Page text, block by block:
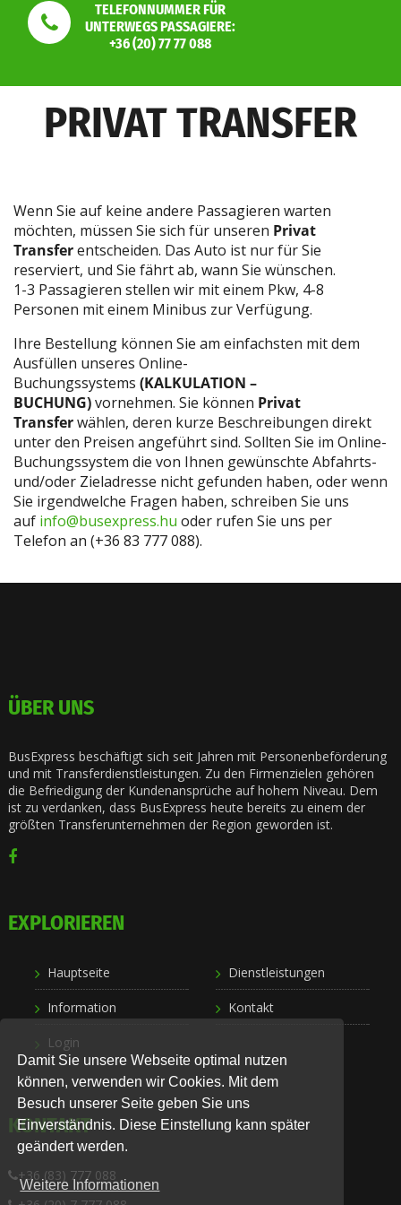
Damit Sie unsere Webseite optimal nutzen
können, verwenden wir Cookies. Mit dem
Besuch unserer Seite geben Sie uns
Einverständnis. Diese Einstellung kann später
geändert werden.
Weitere Informationen
TELEFONNUMMER FÜR
UNTERWEGS PASSAGIERE:
+36 (20) 77 77 088
PRIVAT TRANSFER
Wenn Sie auf keine andere Passagieren warten
möchten, müssen Sie sich für unseren Privat
Transferentscheiden. Das Auto ist nur für Sie
reserviert, und Sie fährt ab, wann Sie wünschen.
1-3 Passagieren stellen wir mit einem Pkw, 4-8
Personen mit einem Minibus zur Verfügung.
Ihre Bestellung können Sie am einfachsten mit dem
Ausfüllen unseres Online-
Buchungssystems (KALKULATION –
BUCHUNG)vornehmen. Sie können Privat
Transferwählen, deren kurze Beschreibungen direkt
unter den Preisen angeführt sind. Sollten Sie im Online-
Buchungssystem die von Ihnen gewünschte Abfahrts-
und/oder Zieladresse nicht gefunden haben, oder wenn
Sie irgendwelche Fragen haben, schreiben Sie uns
auf info@busexpress.hu oder rufen Sie uns per
Telefon an (+36 83 777 088).
ÜBER UNS
BusExpress beschäftigt sich seit Jahren mit Personenbeförderung
und mit Transferdienstleistungen. Zu den Firmenzielen gehören
die Befriedigung der Kundenansprüche auf hohem Niveau. Dem
ist zu verdanken, dass BusExpress heute bereits zu einem der
größten Transferunternehmen der Region geworden ist.
EXPLORIEREN
Hauptseite Dienstleistungen
Information Kontakt
Login
KONTAKT
+36 (83) 777 088